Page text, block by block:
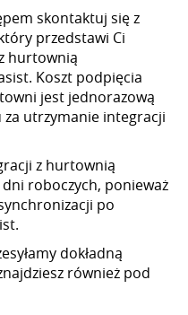
skontaktuj się z
przedstawi Ci
hurtownią
Koszt podpięcia
jest jednorazową
utrzymanie integracji
z hurtownią
roboczych, ponieważ
po
dokładną
również pod